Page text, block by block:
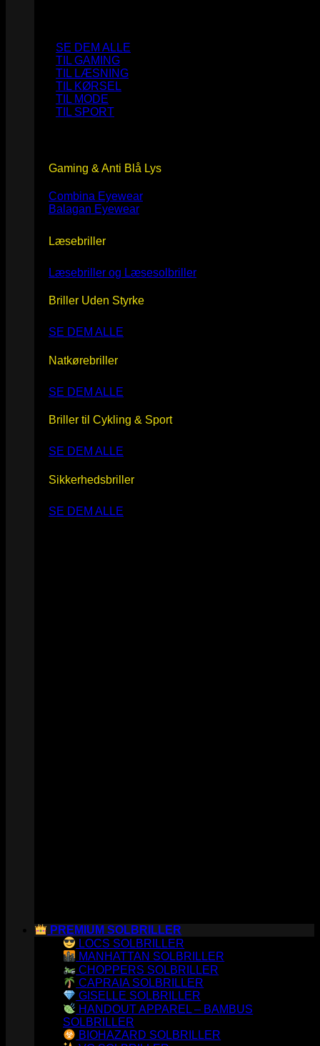
SE DEM ALLE
TIL GAMING
TIL LÆSNING
TIL KØRSEL
TIL MODE
TIL SPORT
Gaming & Anti Blå Lys
Combina Eyewear
Balagan Eyewear
Læsebriller
Læsebriller og Læsesolbriller
Briller Uden Styrke
SE DEM ALLE
Natkørebriller
SE DEM ALLE
Briller til Cykling & Sport
SE DEM ALLE
Sikkerhedsbriller
SE DEM ALLE
PREMIUM SOLBRILLER
LOCS SOLBRILLER
MANHATTAN SOLBRILLER
CHOPPERS SOLBRILLER
CAPRAIA SOLBRILLER
GISELLE SOLBRILLER
HANDOUT APPAREL – BAMBUS
SOLBRILLER
BIOHAZARD SOLBRILLER